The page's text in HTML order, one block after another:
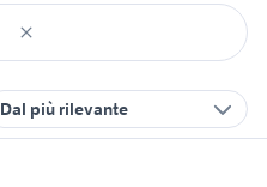
Dal più rilevante